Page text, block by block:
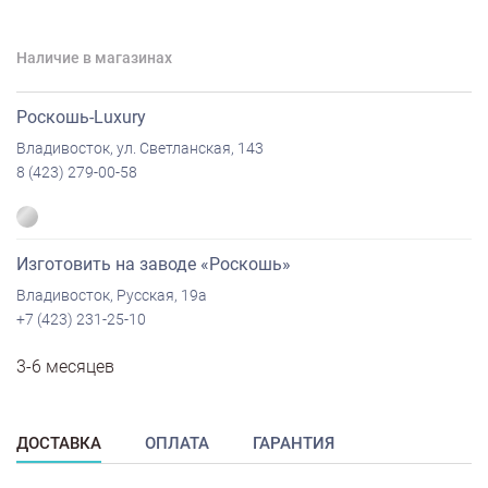
Наличие в магазинах
Роскошь-Luxury
Владивосток, ул. Светланская, 143
8 (423) 279-00-58
Изготовить на заводе «Роскошь»
Владивосток, Русская, 19а
+7 (423) 231-25-10
3-6 месяцев
ДОСТАВКА ОПЛАТА ГАРАНТИЯ